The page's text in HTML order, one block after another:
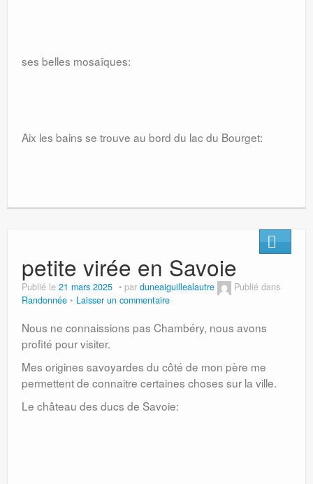
ses belles mosaïques:
Aix les bains se trouve au bord du lac du Bourget:
petite virée en Savoie
Publié le 21 mars 2025 par duneaiguillealautre
Publié dans
Randonnée
Laisser un commentaire
Nous ne connaissions pas Chambéry, nous avons
profité pour visiter.
Mes origines savoyardes du côté de mon père me
permettent de connaitre certaines choses sur la ville.
Le château des ducs de Savoie: